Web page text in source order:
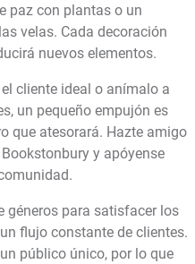
paz con plantas o un
velas. Cada decoración
nuevos elementos.
cliente ideal o anímalo a
un pequeño empujón es
que atesorará. Hazte amigo
y apóyense
géneros para satisfacer los
flujo constante de clientes.
público único, por lo que